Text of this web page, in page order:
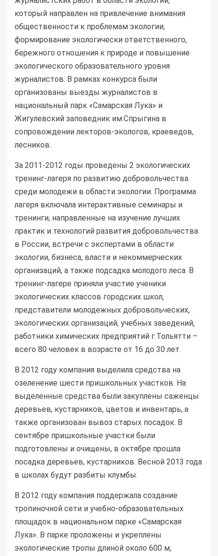
который направлен на привлечение внимания
общественности к проблемам экологии,
формирование экологически ответственного,
бережного отношения к природе и повышение
экологического образовательного уровня
журналистов. В рамках конкурса были
организованы выезды журналистов в
национальный парк «Самарская Лука» и
Жигулевский заповедник им.Спрыгина в
сопровождении лекторов-экологов, краеведов,
лесников.
За 2011-2012 годы проведены 2 экологических
тренинг-лагеря по развитию добровольчества
среди молодежи в области экологии. Программа
лагеря включала интерактивные семинары и
тренинги, направленные на изучение лучших
практик и технологий развития добровольчества
в России, встречи с экспертами в области
экологии, бизнеса, власти и некоммерческих
организаций, а также подсадка молодого леса. В
тренинг-лагере приняли участие ученики
экологических классов городских школ,
представители молодежных добровольческих,
экологических организаций, учебных заведений,
работники химических предприятий г.Тольятти –
всего 80 человек в возрасте от 16 до 30 лет.
В 2012 году компания выделила средства на
озеленение шести пришкольных участков. На
выделенные средства были закуплены саженцы
деревьев, кустарников, цветов и инвентарь, а
также организован вывоз старых посадок. В
сентябре пришкольные участки были
подготовлены и очищены, в октябре прошла
посадка деревьев, кустарников. Весной 2013 года
в школах будут разбиты клумбы.
В 2012 году компания поддержала создание
тропиночной сети и учебно-образовательных
площадок в национальном парке «Самарская
Лука». В парке проложены и укреплены
экологические тропы длиной около 600 м,